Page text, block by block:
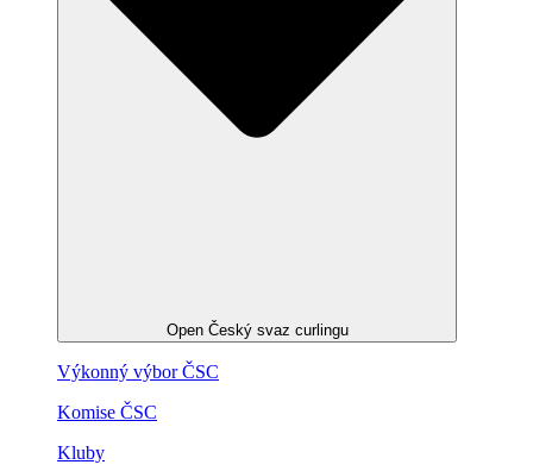
Open Český svaz curlingu
Výkonný výbor ČSC
Komise ČSC
Kluby